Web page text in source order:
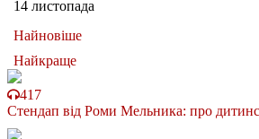
14 листопада
Найновіше
Найкраще
417
Стендап від Роми Мельника: про